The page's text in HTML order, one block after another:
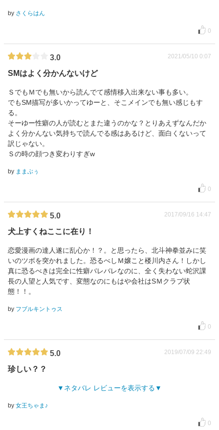
by さくらはん
0
3.0 2021/05/10 0:07
SMはよく分かんないけど
ＳでもＭでも無いから読んでて感情移入出来ない事も多い。
でもSM描写が多いかってゆーと、そこメインでも無い感じもす
る。
そーゆー性癖の人が読むとまた違うのかな？とりあえずなんだか
よく分かんない気持ちで読んでる感はあるけど、面白くないって
訳じゃない。
Ｓの時の顔つき変わりすぎw
by ままぶぅ
0
5.0 2017/09/16 14:47
犬上すくねここに在り！
恋愛漫画の達人遂に乱心か！？。と思ったら、北斗神拳並みに笑
いのツボを突かれました。恐るべしＭ嬢こと楼川内さん！しかし
真に恐るべきは完全に性癖バレバレなのに、全く失わない蛇沢課
長の人望と人気です、変態なのにもはや会社はSＭクラブ状
態！！。
by フブルキントゥス
0
5.0 2019/07/09 22:49
珍しい？？
ネタバレ レビューを表示する
by 女王ちゃま♪
0